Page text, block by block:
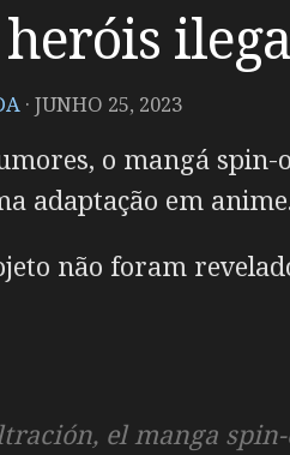
· JUNHO 25, 2023
o mangá
adaptação em
não foram
el manga